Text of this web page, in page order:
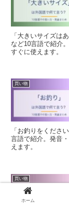
「大きいサイズは
など10言語で紹介
すぐに使えます。
買い物
「お釣りをくださ
言語で紹介。発音
えます。
買い物
ホーム